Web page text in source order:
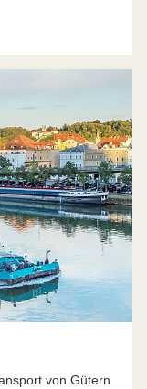
von Gütern